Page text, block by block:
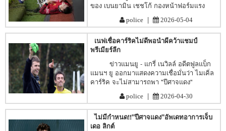
ของ เบนยามิน เชชโก้ กองหน้าฟอร์มแรง
police | 2026-05-04
เนฟเชื่อคาร์ริคไม่ดีพอนำผีคว้าแชมป์
พรีเมียร์ลีก
ข่าวแมนยู - แกรี่ เนวิลล์ อดีตฟูลแบ็ก
แมนฯ ยู ออกมาแสดงความเชื่อมั่นว่า ไมเคิ่ล
คาร์ริค จะไม่สามารถพา "ปีศาจแดง"
police | 2026-04-30
ไม่มีกำหนด!!"ปีศาจแดง"อัพเดทอาการเจ็บ
เดอ ลิกต์